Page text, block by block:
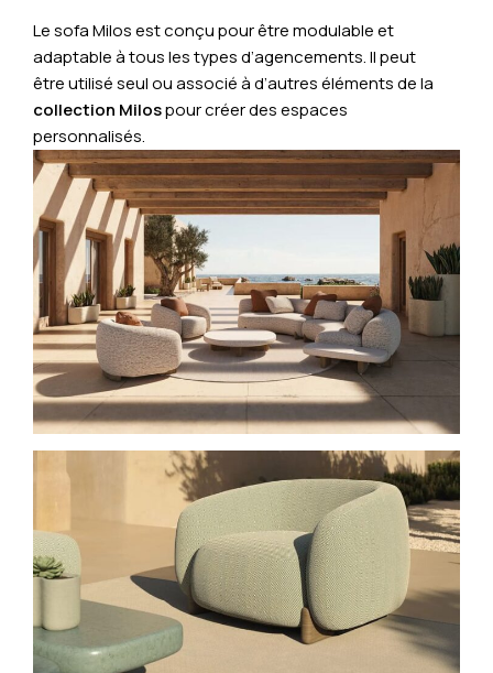
Le sofa Milos est conçu pour être modulable et
adaptable à tous les types d’agencements. Il peut
être utilisé seul ou associé à d’autres éléments de la
collection Milospour créer des espaces
personnalisés.